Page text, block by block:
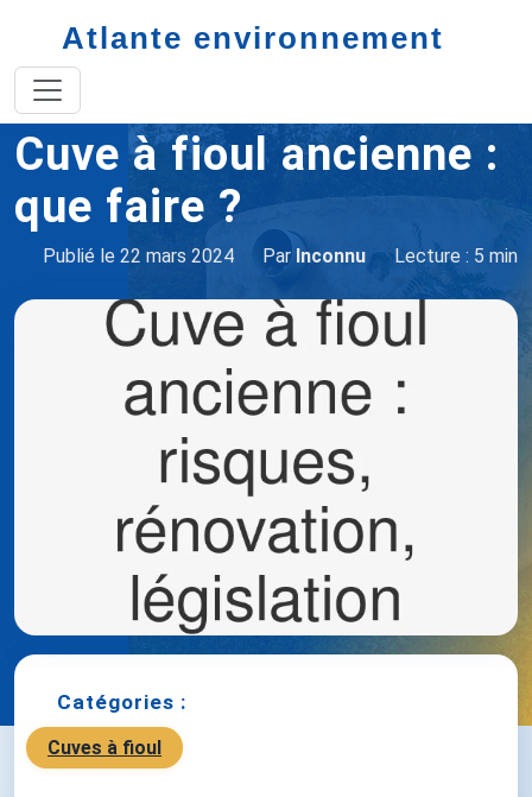
Atlante environnement
Accueil
Cuve à fioul ancienne :
que faire ?
Publié le 22 mars 2024 Par Inconnu Lecture : 5 min
Catégories :
Cuves à fioul